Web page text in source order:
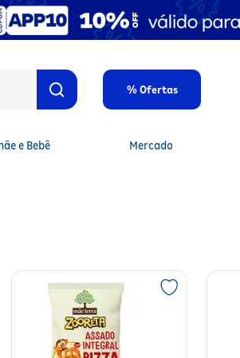
% Ofertas
e Bebê Mercado